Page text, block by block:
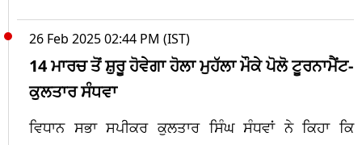
26 Feb 2025 02:44 PM (IST)
14 ਮਾਰਚ ਤੋਂ ਸ਼ੁਰੂ ਹੋਵੇਗਾ ਹੋਲਾ ਮੁਹੱਲਾ ਮੌਕੇ ਪੋਲੋ ਟੂਰਨਾਮੈਂਟ-
ਕੁਲਤਾਰ ਸੰਧਵਾ
ਵਿਧਾਨ ਸਭਾ ਸਪੀਕਰ ਕੁਲਤਾਰ ਸਿੰਘ ਸੰਧਵਾਂ ਨੇ ਕਿਹਾ ਕਿ